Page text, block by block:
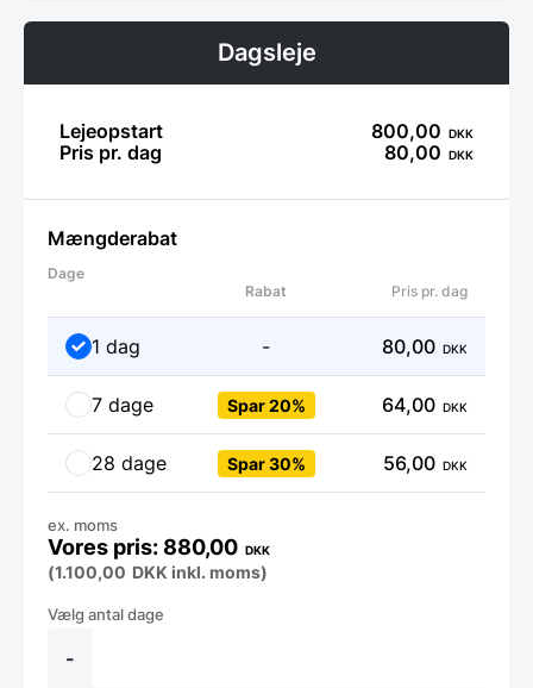
Dagsleje
Lejeopstart 800,00 DKK
Pris pr. dag 80,00 DKK
Mængderabat
Dage
Rabat
Pris pr. dag
1 dag - 80,00 DKK
7 dage Spar 20% 64,00 DKK
28 dage Spar 30% 56,00 DKK
-
Leje
Elektrisk
880,00 DKK
ex. moms
(1.100,00 DKK inkl. moms)